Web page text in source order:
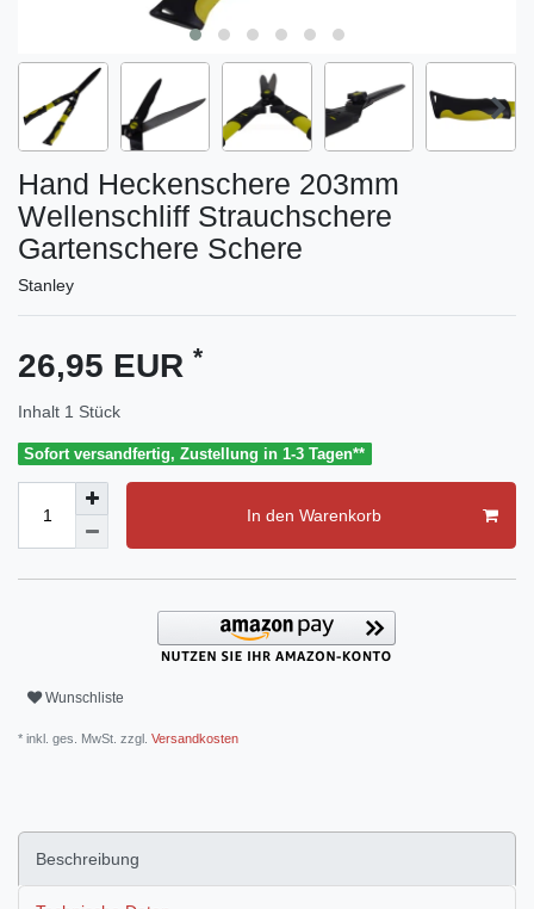
Hand Heckenschere 203mm
Wellenschliff Strauchschere
Gartenschere Schere
Stanley
26,95 EUR *
Inhalt 1 Stück
Sofort versandfertig, Zustellung in 1-3 Tagen**
In den Warenkorb
Wunschliste
* inkl. ges. MwSt. zzgl. Versandkosten
Beschreibung